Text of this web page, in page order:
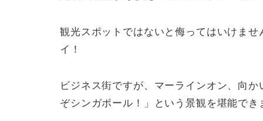
観光スポットではないと侮ってはいけま
イ！
ビジネス街ですが、マーラインオン、向
ぞシンガポール！」という景観を堪能でき